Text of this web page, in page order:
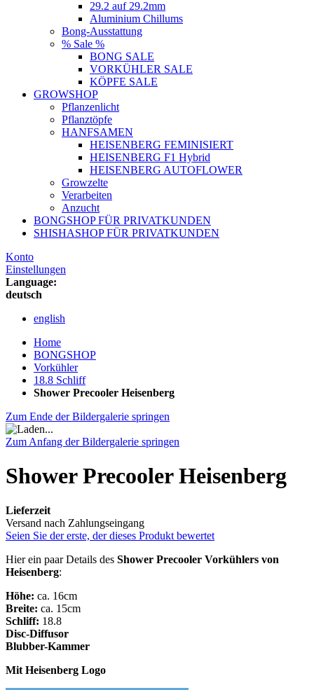
29.2 auf 29.2mm
Aluminium Chillums
Bong-Ausstattung
% Sale %
BONG SALE
VORKÜHLER SALE
KÖPFE SALE
GROWSHOP
Pflanzenlicht
Pflanztöpfe
HANFSAMEN
HEISENBERG FEMINISIERT
HEISENBERG F1 Hybrid
HEISENBERG AUTOFLOWER
Growzelte
Verarbeiten
Anzucht
BONGSHOP FÜR PRIVATKUNDEN
SHISHASHOP FÜR PRIVATKUNDEN
Konto
Einstellungen
Language:
deutsch
english
Home
BONGSHOP
Vorkühler
18.8 Schliff
Shower Precooler Heisenberg
Zum Ende der Bildergalerie springen
Zum Anfang der Bildergalerie springen
Shower Precooler Heisenberg
Lieferzeit
Versand nach Zahlungseingang
Seien Sie der erste, der dieses Produkt bewertet
Hier ein paar Details des Shower Precooler Vorkühlers von
Heisenberg:
Höhe: ca. 16cm
Breite: ca. 15cm
Schliff: 18.8
Disc-Diffusor
Blubber-Kammer
Mit Heisenberg Logo